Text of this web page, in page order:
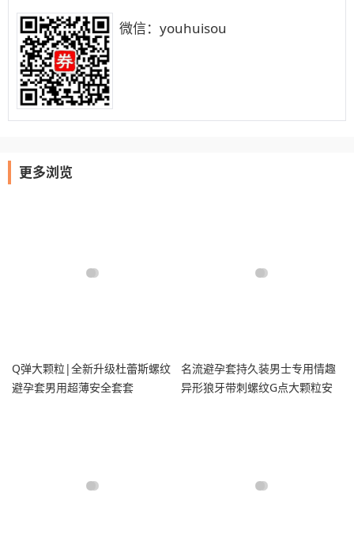
微信：youhuisou
更多浏览
Q弹大颗粒|全新升级杜蕾斯螺纹
避孕套男用超薄安全套套
名流避孕套持久装男士专用情趣
异形狼牙带刺螺纹G点大颗粒安